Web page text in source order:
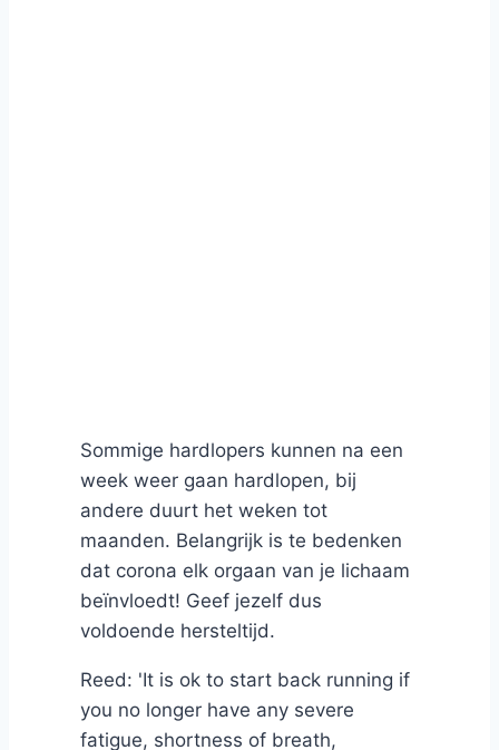
Sommige hardlopers kunnen na een
week weer gaan hardlopen, bij
andere duurt het weken tot
maanden. Belangrijk is te bedenken
dat corona elk orgaan van je lichaam
beïnvloedt! Geef jezelf dus
voldoende hersteltijd.
Reed: 'It is ok to start back running if
you no longer have any severe
fatigue, shortness of breath,